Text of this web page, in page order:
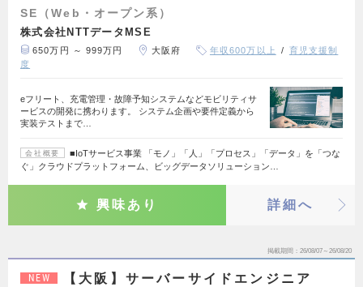
SE（Web・オープン系）
株式会社NTTデータMSE
650万円 ～ 999万円 大阪府 年収600万以上
育児支援制
度
eフリート、充電管理・故障予知システムなどモビリティサ
ービスの開発に携わります。 システム企画や要件定義から
実装テストまで…
会社概要
■IoTサービス事業 「モノ」「人」「プロセス」「データ」を「つな
ぐ」クラウドプラットフォーム、ビッグデータソリューション…
興味あり 詳細へ
掲載期間 26/08/07～26/08/20
NEW
【大阪】サーバーサイドエンジニア